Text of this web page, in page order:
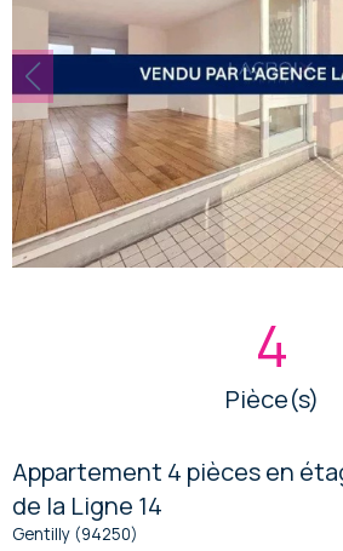
4
Pièce(s)
Appartement 4 pièces en
de la Ligne 14
Gentilly (94250)